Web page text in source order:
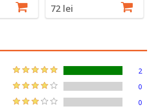
72 lei
2
0
0